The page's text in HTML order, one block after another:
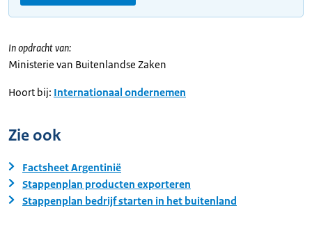
In opdracht van:
Ministerie van Buitenlandse Zaken
Hoort bij: Internationaal ondernemen
Zie ook
Factsheet Argentinië
Stappenplan producten exporteren
Stappenplan bedrijf starten in het buitenland